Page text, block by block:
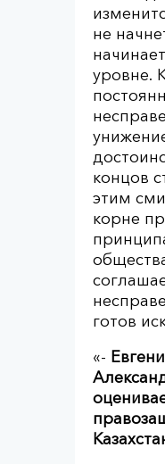
не
уровне.
концов
этим
корне
готов
«-